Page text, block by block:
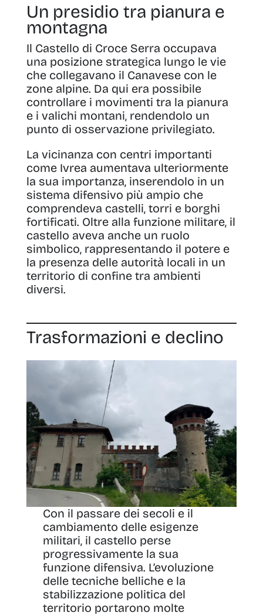
Un presidio tra pianura e
montagna
Il Castello di Croce Serra occupava
una posizione strategica lungo le vie
che collegavano il Canavese con le
zone alpine. Da qui era possibile
controllare i movimenti tra la pianura
e i valichi montani, rendendolo un
punto di osservazione privilegiato.
La vicinanza con centri importanti
come Ivrea aumentava ulteriormente
la sua importanza, inserendolo in un
sistema difensivo più ampio che
comprendeva castelli, torri e borghi
fortificati. Oltre alla funzione militare, il
castello aveva anche un ruolo
simbolico, rappresentando il potere e
la presenza delle autorità locali in un
territorio di confine tra ambienti
diversi.
Trasformazioni e declino
Con il passare dei secoli e il
cambiamento delle esigenze
militari, il castello perse
progressivamente la sua
funzione difensiva. L’evoluzione
delle tecniche belliche e la
stabilizzazione politica del
territorio portarono molte